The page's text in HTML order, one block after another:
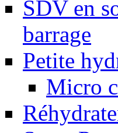
SDV en
barrage
Petite
Micro